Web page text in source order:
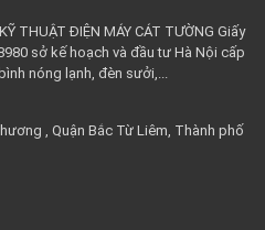
THUẬT ĐIỆN MÁY CÁT TƯỜNG Giấy
sở kế hoạch và đầu tư Hà Nội cấp
nóng lạnh, đèn sưởi,...
, Quận Bắc Từ Liêm, Thành phố